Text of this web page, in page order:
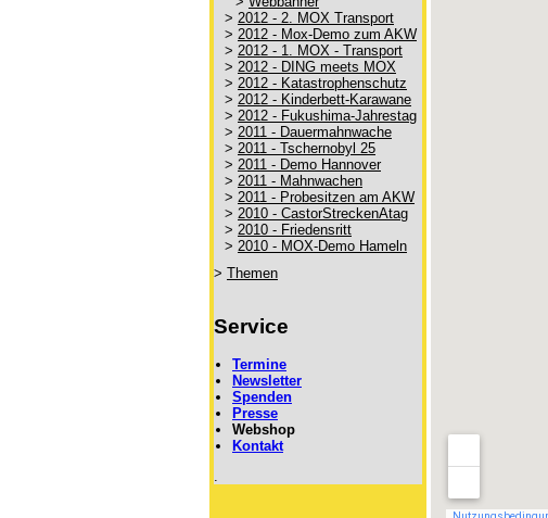
> 2012 - 2. MOX Transport
> 2012 - Mox-Demo zum AKW
> 2012 - 1. MOX - Transport
> 2012 - DING meets MOX
> 2012 - Katastrophenschutz
> 2012 - Kinderbett-Karawane
> 2012 - Fukushima-Jahrestag
> 2011 - Dauermahnwache
> 2011 - Tschernobyl 25
> 2011 - Demo Hannover
> 2011 - Mahnwachen
> 2011 - Probesitzen am AKW
> 2010 - CastorStreckenAtag
> 2010 - Friedensritt
> 2010 - MOX-Demo Hameln
> Themen
Service
Termine
Newsletter
Spenden
Presse
Webshop
Kontakt